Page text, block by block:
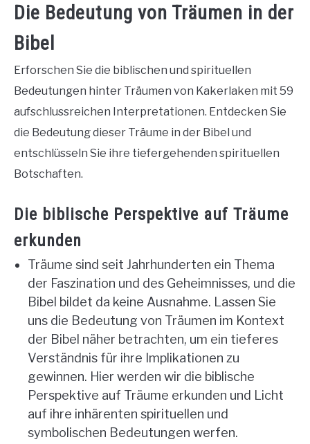
Die Bedeutung von Träumen in der
Bibel
Erforschen Sie die biblischen und spirituellen
Bedeutungen hinter Träumen von Kakerlaken mit 59
aufschlussreichen Interpretationen. Entdecken Sie
die Bedeutung dieser Träume in der Bibel und
entschlüsseln Sie ihre tiefergehenden spirituellen
Botschaften.
Die biblische Perspektive auf Träume
erkunden
Träume sind seit Jahrhunderten ein Thema
der Faszination und des Geheimnisses, und die
Bibel bildet da keine Ausnahme. Lassen Sie
uns die Bedeutung von Träumen im Kontext
der Bibel näher betrachten, um ein tieferes
Verständnis für ihre Implikationen zu
gewinnen. Hier werden wir die biblische
Perspektive auf Träume erkunden und Licht
auf ihre inhärenten spirituellen und
symbolischen Bedeutungen werfen.